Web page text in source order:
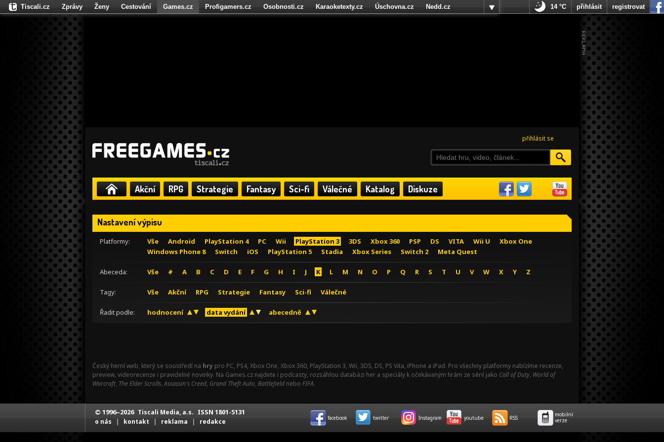
přihlásit se
Akční RPG Strategie Fantasy Sci-fi Válečné Katalog Diskuze
Nastavení výpisu
Platformy: Vše Android PlayStation 4 PC Wii PlayStation 3 3DS Xbox 360 PSP DS VITA Wii U
Xbox One
Windows Phone 8
Switch iOS PlayStation 5 Stadia Xbox Series Switch 2 Meta Quest
Abeceda: Vše # A B C D E F G H I J K L M N O P Q R S T U V W X Y Z
Tagy: Vše Akční RPG Strategie Fantasy Sci-fi Válečné
Řadit podle: hodnocení data vydání abecedně
Český herní web, který se soustředí na hry pro PC, PS4, Xbox One, Xbox 360, PlayStation 3, Wii, 3DS, DS, PS Vita, iPhone a iPad. Pro všechny platformy nabízíme recenze,
preview, videorecenze i pravidelné novinky. Na Games.cz najdete i podcasty, rozsáhlou databázi her a speciály k očekávaným hrám ze sérií jako Call of Duty, World of
Warcraft, The Elder Scrolls,Assassin's Creed, Grand Theft Auto, Battlefield nebo FIFA.
Tiscali.cz Zprávy Ženy Cestování Games.cz Profigamers.cz Osobnosti.cz Karaoketexty.cz Úschovna.cz
Nedd.cz
Fights.cz
14 °C přihlásit registrovat
© 1996–2026 Tiscali Media, a.s. ISSN 1801-5131
o nás | kontakt | reklama | redakce facebook twitter Instagram youtube RSS
mobilní
verze